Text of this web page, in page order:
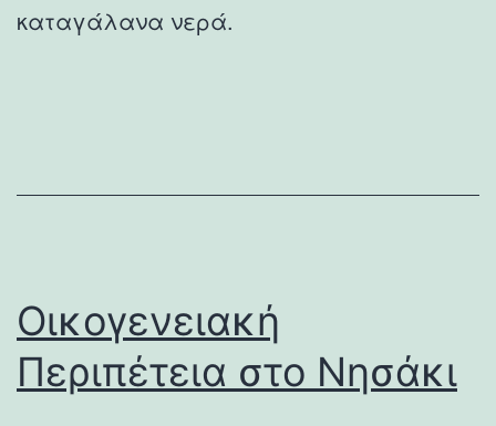
καταγάλανα νερά.
Οικογενειακή
Περιπέτεια στο Νησάκι